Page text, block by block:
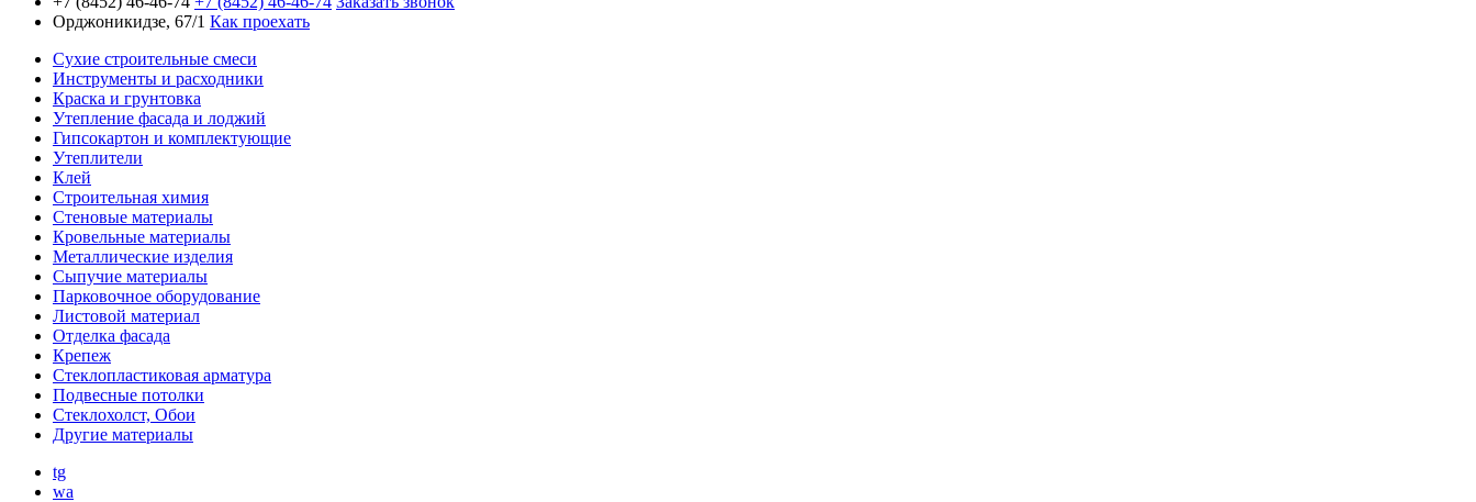
Орджоникидзе, 67/1 Как проехать
Сухие строительные смеси
Инструменты и расходники
Краска и грунтовка
Утепление фасада и лоджий
Гипсокартон и комплектующие
Утеплители
Клей
Строительная химия
Стеновые материалы
Кровельные материалы
Металлические изделия
Сыпучие материалы
Парковочное оборудование
Листовой материал
Отделка фасада
Крепеж
Стеклопластиковая арматура
Подвесные потолки
Стеклохолст, Обои
Другие материалы
tg
wa